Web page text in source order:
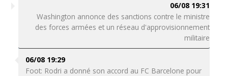
06/08 19:31
Washington annonce des sanctions contre le ministre
des forces armées et un réseau d'approvisionnement
militaire
06/08 19:29
Foot: Rodri a donné son accord au FC Barcelone pour